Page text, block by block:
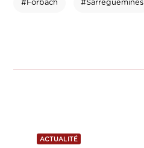
#Forbach #Sarreguemines
ACTUALITÉ